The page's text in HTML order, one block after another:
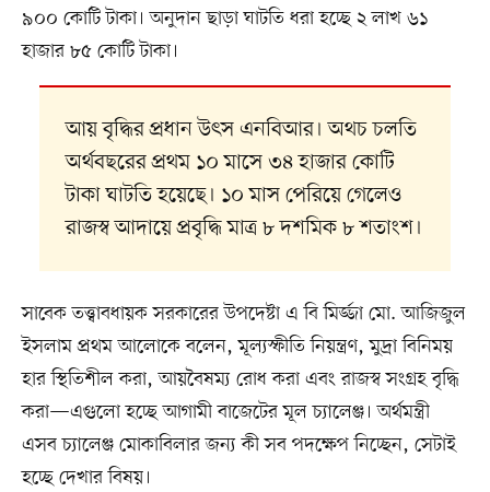
৯০০ কোটি টাকা। অনুদান ছাড়া ঘাটতি ধরা হচ্ছে ২ লাখ ৬১
হাজার ৮৫ কোটি টাকা।
আয় বৃদ্ধির প্রধান উৎস এনবিআর। অথচ চলতি
অর্থবছরের প্রথম ১০ মাসে ৩৪ হাজার কোটি
টাকা ঘাটতি হয়েছে। ১০ মাস পেরিয়ে গেলেও
রাজস্ব আদায়ে প্রবৃদ্ধি মাত্র ৮ দশমিক ৮ শতাংশ।
সাবেক তত্ত্বাবধায়ক সরকারের উপদেষ্টা এ বি মির্জ্জা মো. আজিজুল
ইসলাম প্রথম আলোকে বলেন, মূল্যস্ফীতি নিয়ন্ত্রণ, মুদ্রা বিনিময়
হার স্থিতিশীল করা, আয়বৈষম্য রোধ করা এবং রাজস্ব সংগ্রহ বৃদ্ধি
করা—এগুলো হচ্ছে আগামী বাজেটের মূল চ্যালেঞ্জ। অর্থমন্ত্রী
এসব চ্যালেঞ্জ মোকাবিলার জন্য কী সব পদক্ষেপ নিচ্ছেন, সেটাই
হচ্ছে দেখার বিষয়।